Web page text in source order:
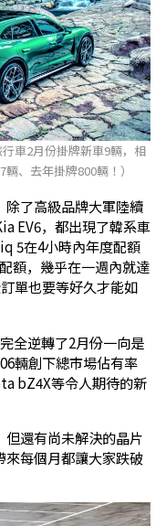
車2月份掛牌新車9輛，相
、去年掛牌800輛！）
了高級品牌大軍陸續
EV6，都出現了韓系車
5在4小時內年度配額
額，幾乎在一週內就達
單也要等好久才能如
全逆轉了2月份一向是
輛創下總市場佔有率
bZ4X等令人期待的新
還有尚未解決的晶片
每個月都讓大家跌破